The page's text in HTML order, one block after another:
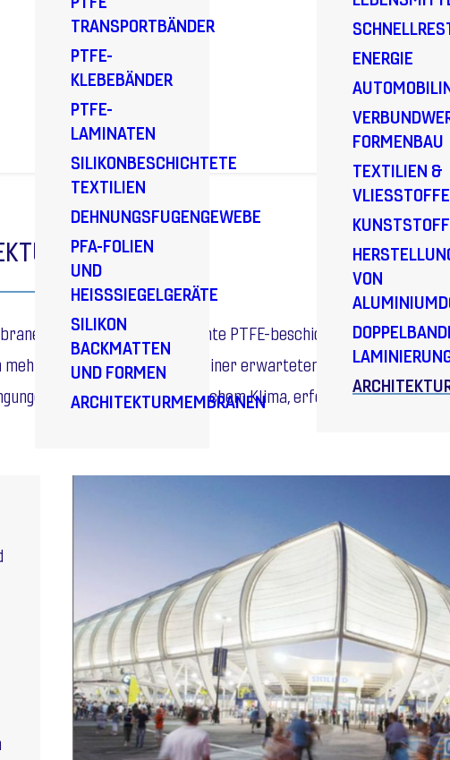
TRANSPORTBÄNDER
PTFE-
KLEBEBÄNDER
PTFE-
LAMINATEN
SILIKONBESCHICHTETE
TEXTILIEN
DEHNUNGSFUGENGEWEBE
PFA-FOLIEN
UND
HEISSSIEGELGERÄTE
SILIKON
BACKMATTEN
UND FORMEN
ARCHITEKTURMEMBRANEN
ENERGIE
FORMENBAU
TEXTILIEN &
VLIESSTOFFE
VON
sind langlebige, gespannte PTFE-beschichtete oder
eingesetzt werden. Mit einer erwarteten
von polarem bis tropischem Klima, erfolgreich eingesetzt